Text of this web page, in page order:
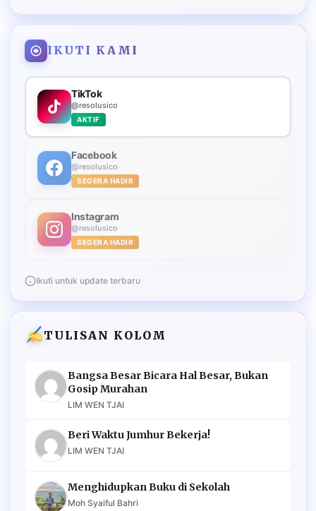
IKUTI KAMI
TikTok
@resolusico
AKTIF
Facebook
@resolusico
SEGERA HADIR
Instagram
@resolusico
SEGERA HADIR
Ikuti untuk update terbaru
TULISAN KOLOM
Bangsa Besar Bicara Hal Besar, Bukan
Gosip Murahan
LIM WEN TJAI
Beri Waktu Jumhur Bekerja!
LIM WEN TJAI
Menghidupkan Buku di Sekolah
Moh Syaiful Bahri